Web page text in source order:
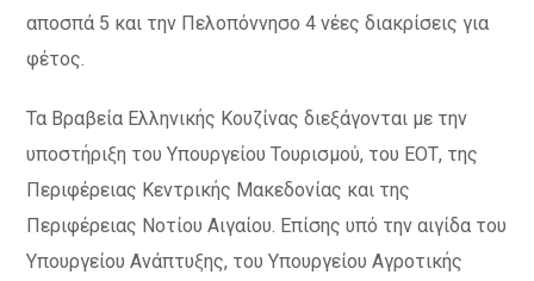
αποσπά 5 και την Πελοπόννησο 4 νέες διακρίσεις για
φέτος.
Τα Βραβεία Ελληνικής Κουζίνας διεξάγονται με την
υποστήριξη του Υπουργείου Τουρισμού, του ΕΟΤ, της
Περιφέρειας Κεντρικής Μακεδονίας και της
Περιφέρειας Νοτίου Αιγαίου. Επίσης υπό την αιγίδα του
Υπουργείου Ανάπτυξης, του Υπουργείου Αγροτικής